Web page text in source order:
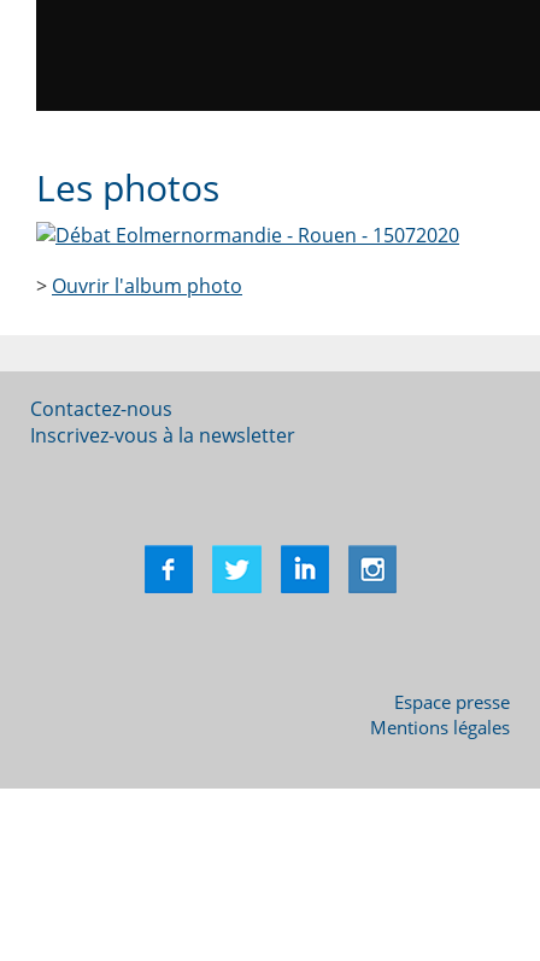
Les photos
> Ouvrir l'album photo
Contactez-nous
Inscrivez-vous à la newsletter
Espace presse
Mentions légales